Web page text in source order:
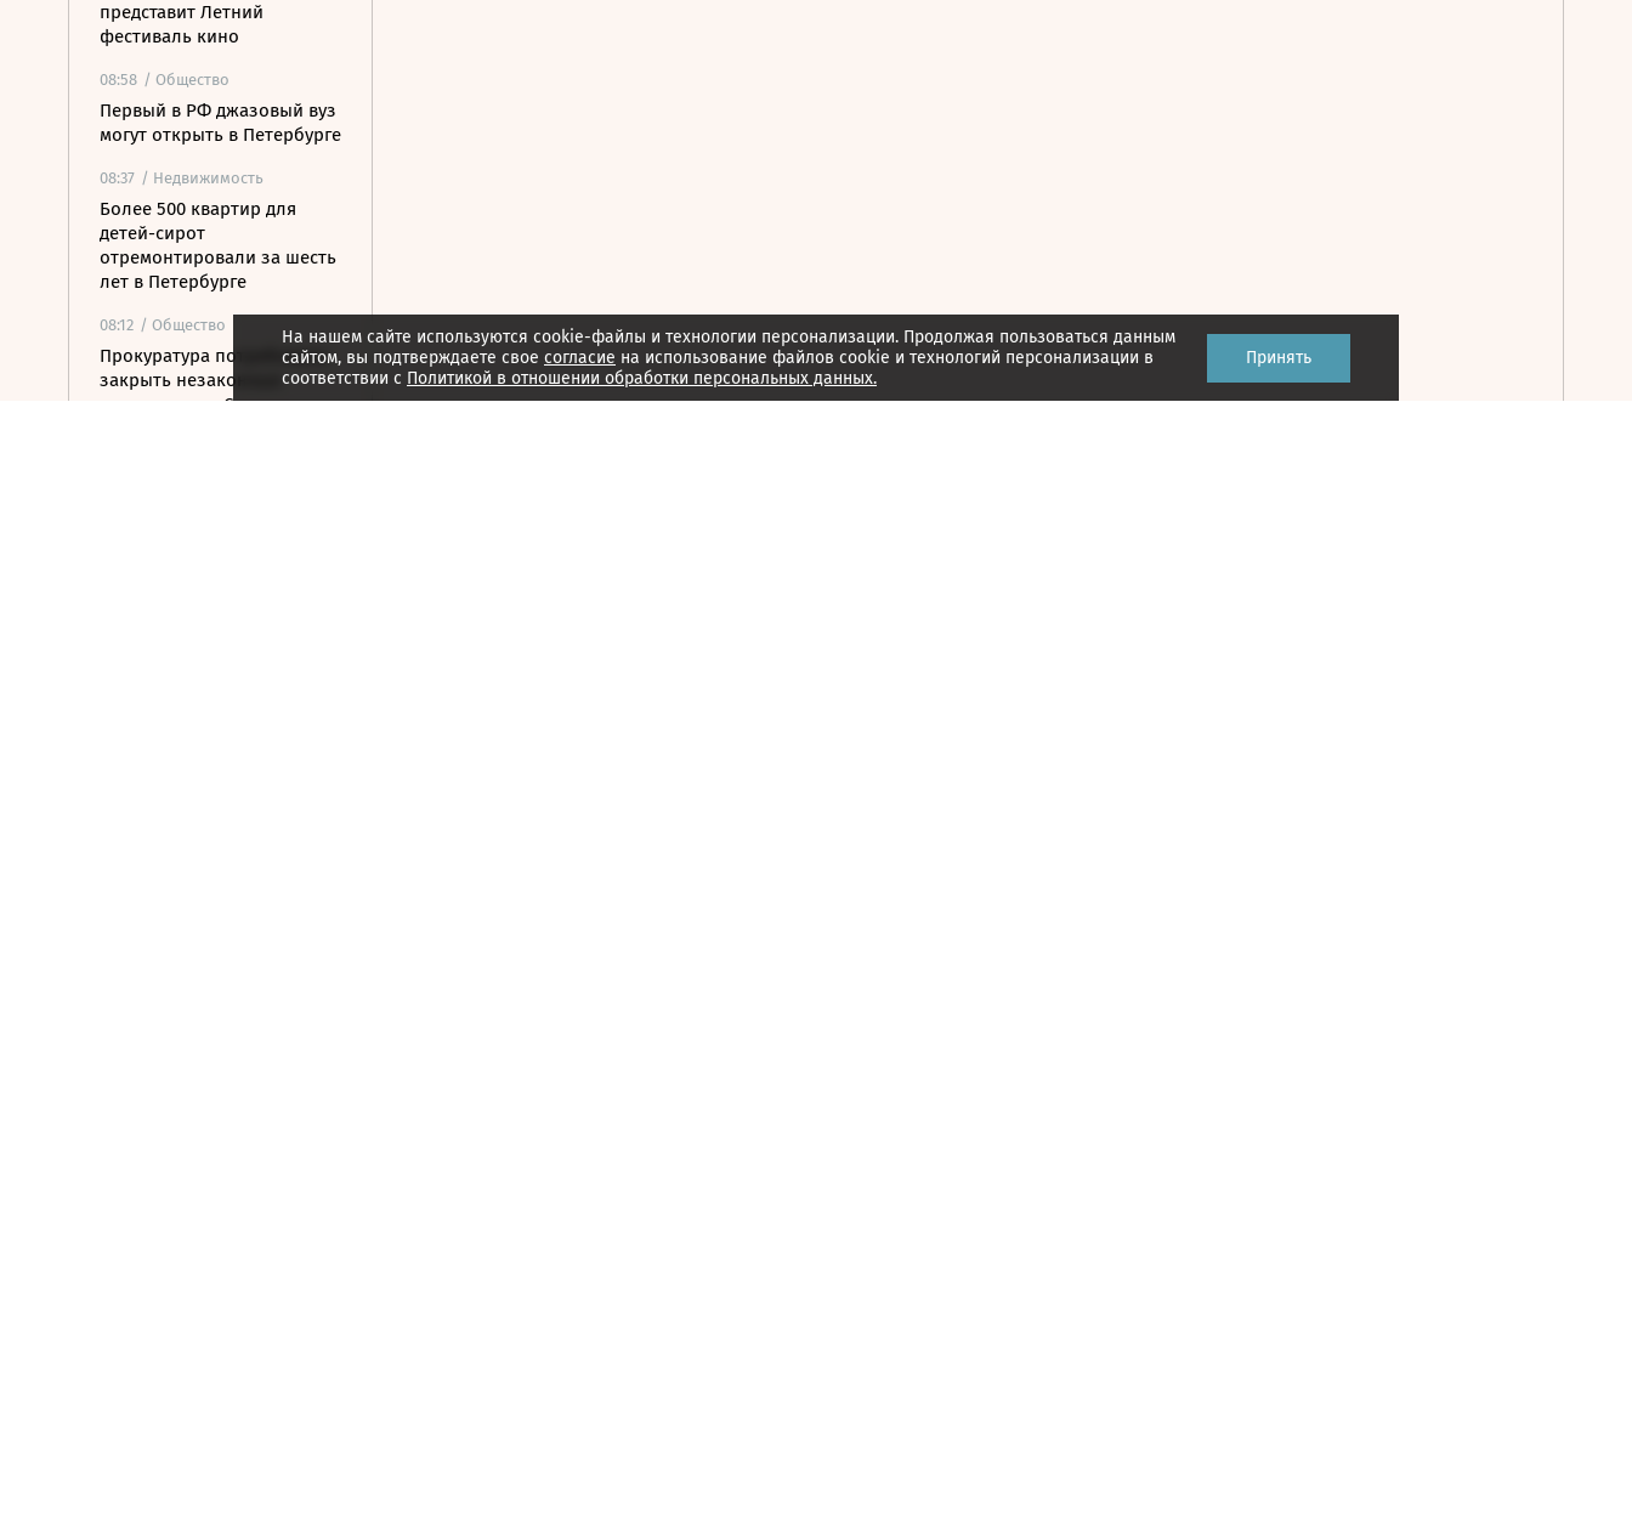
представит Летний
фестиваль кино
08:58 / Общество
Первый в РФ джазовый вуз
могут открыть в Петербурге
08:37 / Недвижимость
Более 500 квартир для
детей-сирот
отремонтировали за шесть
лет в Петербурге
08:12 / Общество
Прокуратура потребовала
закрыть незаконные
пансионаты в Стрельне
На нашем сайте используются cookie-файлы и технологии персонализации. Продолжая пользоваться данным
сайтом, вы подтверждаете свое согласие на использование файлов cookie и технологий персонализации в
соответствии с Политикой в отношении обработки персональных данных.
Принять